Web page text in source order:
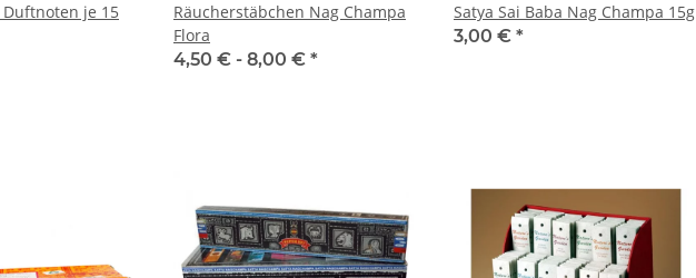
je 15
Räucherstäbchen Nag Champa
Flora
4,50 € - 8,00 € *
Satya Sai Baba Nag Champa 15g
3,00 € *